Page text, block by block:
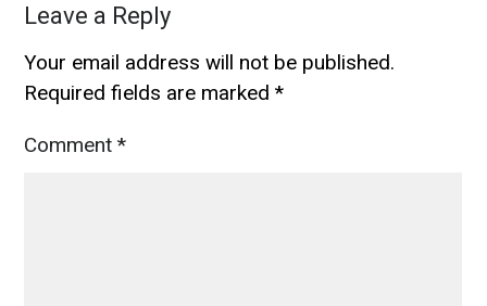
Leave a Reply
Your email address will not be published.
Required fields are marked*
Comment*